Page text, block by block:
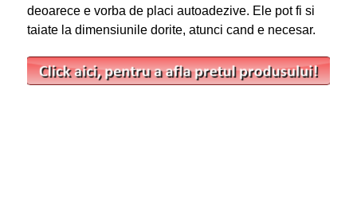
deoarece e vorba de placi autoadezive. Ele pot fi si
taiate la dimensiunile dorite, atunci cand e necesar.